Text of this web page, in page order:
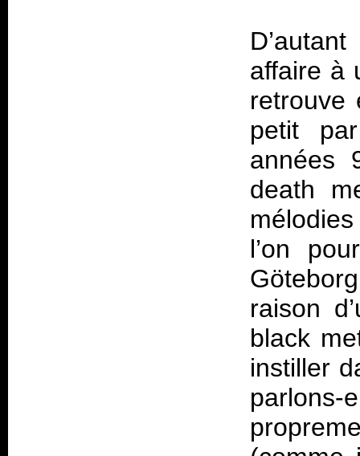
affaire à
retrouve
petit
années
death
l’on
raison
black
instiller